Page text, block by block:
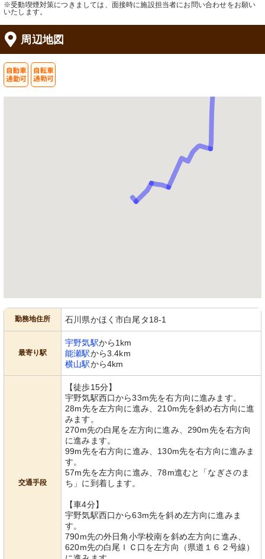
詳細な日程が分かる掲示板がありま
す。情報が整理されており、働くうえ
リラックスしながら楽しむ様子が見ら
適な談話が楽しめます。
安全を考慮した手すりが設置され、快
適に利用できるよう工夫されていま
※受動喫煙対策につきましては、面接時に施設担当者にお問い合わせをお願い
いたします。
周辺地図
勤務地住所 石川県かほく市白尾タ18-1
最寄り駅
宇野気駅から1km
能瀬駅から3.4km
横山駅から4km
交通手段
【徒歩15分】
宇野気駅西口から33m先を右方向に進みます。
28m先を左方向に進み、210m先を斜め右方向に進
みます。
270m先の白尾を左方向に進み、290m先を右方向
に進みます。
99m先を右方向に進み、130m先を右方向に進みま
す。
57m先を左方向に進み、78m進むと「なぎさのま
ち」に到着します。
【車4分】
宇野気駅西口から63m先を斜め左方向に進みま
す。
790m先の外日角小学校南を斜め左方向に進み、
620m先の白尾ＩＣ口を左方向（県道１６２号線）